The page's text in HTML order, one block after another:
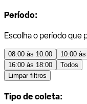
Período:
Escolha o período que
08:00 às 10:00 10:00
16:00 às 18:00
Todos
Limpar filtros
Tipo de coleta: